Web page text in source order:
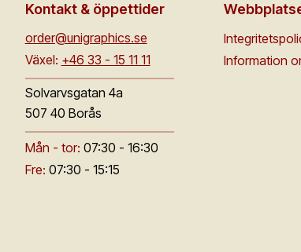
Kontakt & öppettider
order@unigraphics.se
Växel: +46 33 - 15 11 11
Solvarvsgatan 4a
507 40 Borås
Mån - tor: 07:30 - 16:30
Fre: 07:30 - 15:15
Information